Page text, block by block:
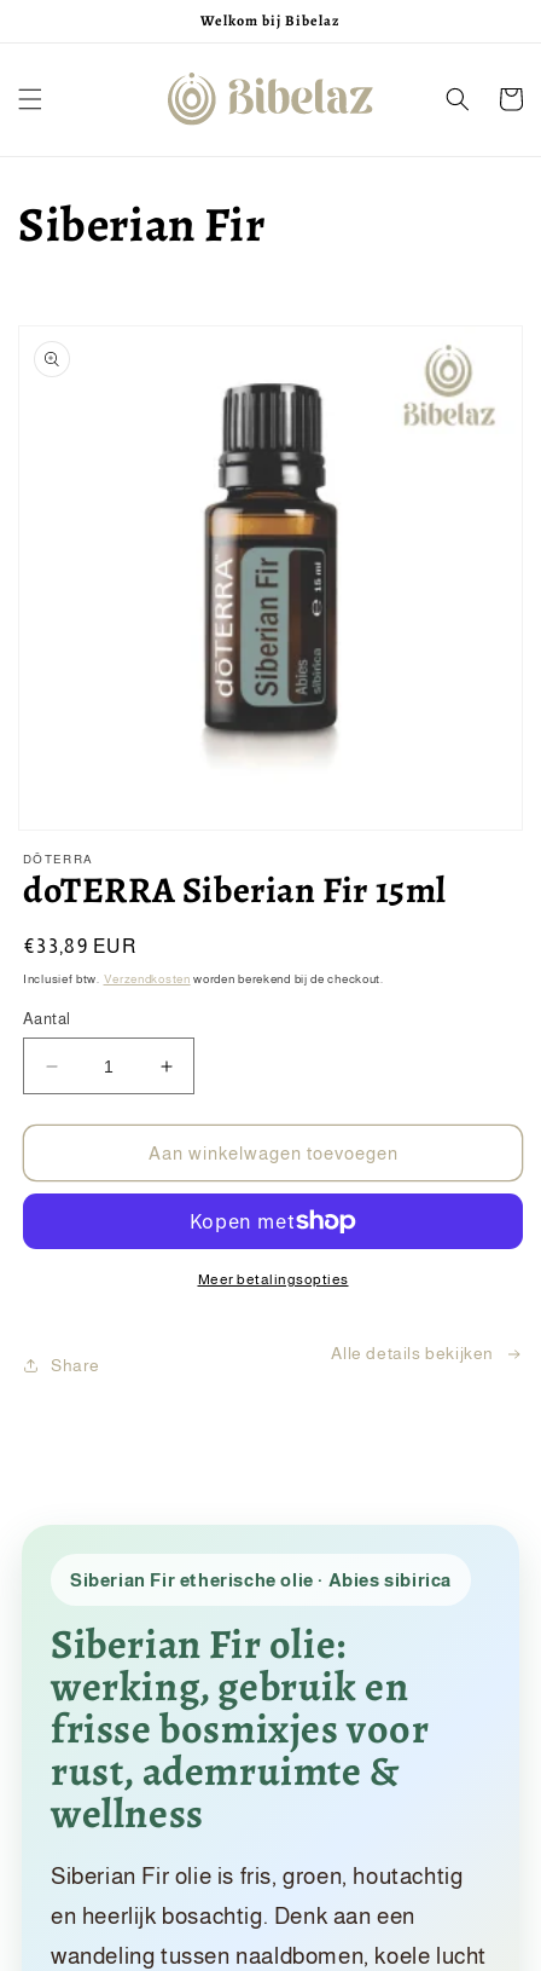
Welkom bij Bibelaz
Siberian Fir
1
openen
in
DŌTERRA
doTERRA Siberian Fir 15ml
Normale
prijs
€33,89 EUR
Inclusief btw. Verzendkosten worden berekend bij de checkout.
Aantal
Aantal
verlagen
voor
Siberian
Aantal
verhogen
voor
doTERRA
Siberian
15ml
Aan winkelwagen toevoegen
Meer betalingsopties
Share
Alle details bekijken
Siberian Fir etherische olie · Abies sibirica
Siberian Fir olie:
werking, gebruik en
frisse bosmixjes voor
rust, ademruimte &
wellness
Siberian Fir olie is fris, groen, houtachtig
en heerlijk bosachtig. Denk aan een
wandeling tussen naaldbomen, koele lucht